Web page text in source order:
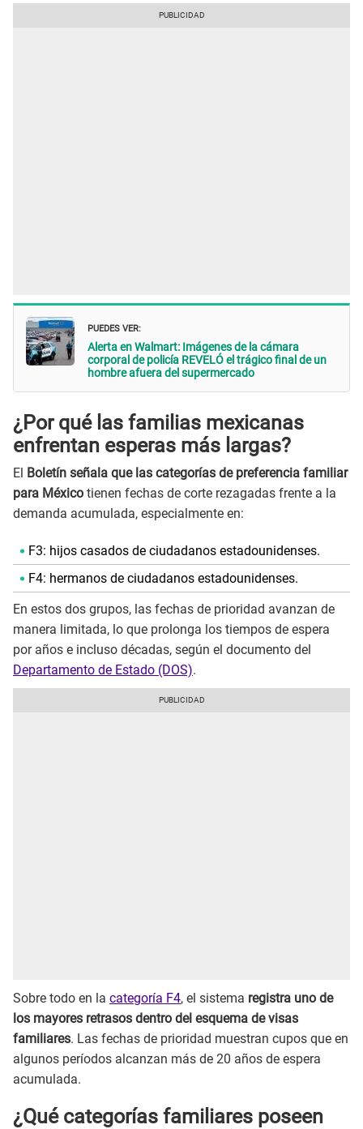
PUEDES VER:
Alerta en Walmart: Imágenes de la cámara
corporal de policía REVELÓ el trágico final de un
hombre afuera del supermercado
¿Por qué las familias mexicanas
enfrentan esperas más largas?
El Boletín señala que las categorías de preferencia familiar
para México tienen fechas de corte rezagadas frente a la
demanda acumulada, especialmente en:
F3: hijos casados de ciudadanos estadounidenses.
F4: hermanos de ciudadanos estadounidenses.
En estos dos grupos, las fechas de prioridad avanzan de
manera limitada, lo que prolonga los tiempos de espera
por años e incluso décadas, según el documento del
Departamento de Estado (DOS).
Sobre todo en la categoría F4, el sistema registra uno de
los mayores retrasos dentro del esquema de visas
familiares. Las fechas de prioridad muestran cupos que en
algunos períodos alcanzan más de 20 años de espera
acumulada.
¿Qué categorías familiares poseen